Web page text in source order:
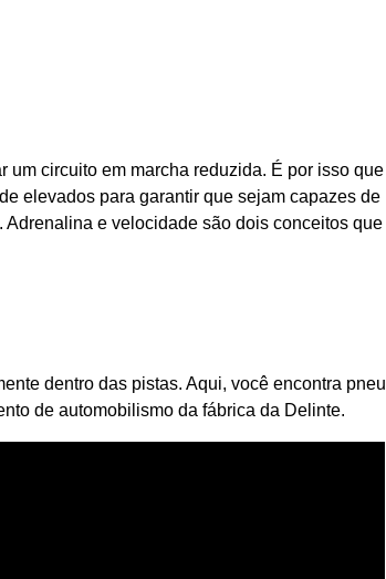
circuito em marcha reduzida. É por isso
elevados para garantir que sejam capazes de
e velocidade são dois conceitos que
dentro das pistas. Aqui, você encontra
de automobilismo da fábrica da Delinte.